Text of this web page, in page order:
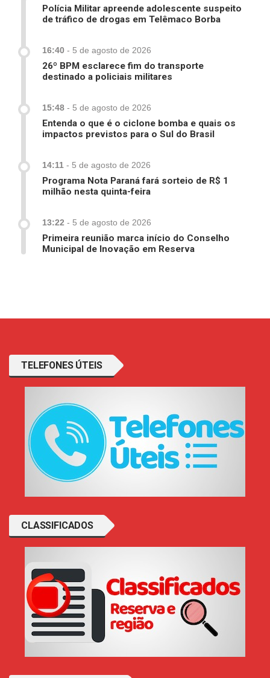
Polícia Militar apreende adolescente suspeito
de tráfico de drogas em Telêmaco Borba
16:40 - 5 de agosto de 2026
26º BPM esclarece fim do transporte
destinado a policiais militares
15:48 - 5 de agosto de 2026
Entenda o que é o ciclone bomba e quais os
impactos previstos para o Sul do Brasil
14:11 - 5 de agosto de 2026
Programa Nota Paraná fará sorteio de R$ 1
milhão nesta quinta-feira
13:22 - 5 de agosto de 2026
Primeira reunião marca início do Conselho
Municipal de Inovação em Reserva
TELEFONES ÚTEIS
CLASSIFICADOS